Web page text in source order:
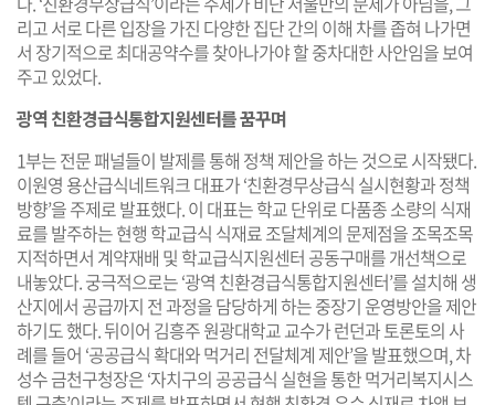
리고 서로 다른 입장을 가진 다양한 집단 간의 이해 차를 좁혀 나가면
서 장기적으로 최대공약수를 찾아나가야 할 중차대한 사안임을 보여
주고 있었다.
광역 친환경급식통합지원센터를 꿈꾸며
1부는 전문 패널들이 발제를 통해 정책 제안을 하는 것으로 시작됐다.
이원영 용산급식네트워크 대표가 ‘친환경무상급식 실시현황과 정책
방향’을 주제로 발표했다. 이 대표는 학교 단위로 다품종 소량의 식재
료를 발주하는 현행 학교급식 식재료 조달체계의 문제점을 조목조목
지적하면서 계약재배 및 학교급식지원센터 공동구매를 개선책으로
내놓았다. 궁극적으로는 ‘광역 친환경급식통합지원센터’를 설치해 생
산지에서 공급까지 전 과정을 담당하게 하는 중장기 운영방안을 제안
하기도 했다. 뒤이어 김흥주 원광대학교 교수가 런던과 토론토의 사
례를 들어 ‘공공급식 확대와 먹거리 전달체계 제안’을 발표했으며, 차
성수 금천구청장은 ‘자치구의 공공급식 실현을 통한 먹거리복지시스